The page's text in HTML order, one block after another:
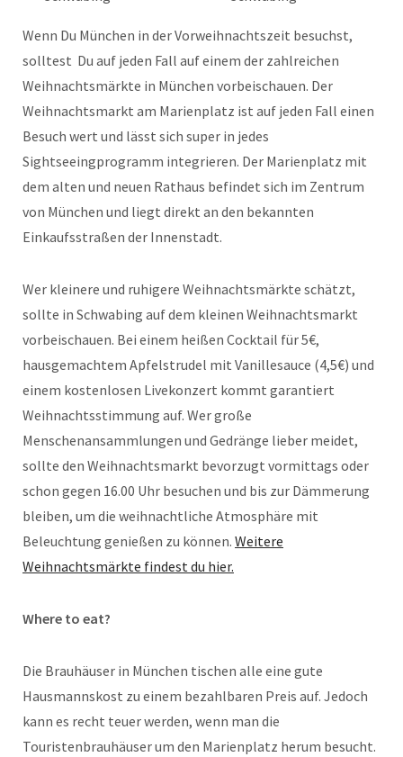
Wenn Du München in der Vorweihnachtszeit besuchst,
solltest Du auf jeden Fall auf einem der zahlreichen
Weihnachtsmärkte in München vorbeischauen. Der
Weihnachtsmarkt am Marienplatz ist auf jeden Fall einen
Besuch wert und lässt sich super in jedes
Sightseeingprogramm integrieren. Der Marienplatz mit
dem alten und neuen Rathaus befindet sich im Zentrum
von München und liegt direkt an den bekannten
Einkaufsstraßen der Innenstadt.
Wer kleinere und ruhigere Weihnachtsmärkte schätzt,
sollte in Schwabing auf dem kleinen Weihnachtsmarkt
vorbeischauen. Bei einem heißen Cocktail für 5€,
hausgemachtem Apfelstrudel mit Vanillesauce (4,5€) und
einem kostenlosen Livekonzert kommt garantiert
Weihnachtsstimmung auf. Wer große
Menschenansammlungen und Gedränge lieber meidet,
sollte den Weihnachtsmarkt bevorzugt vormittags oder
schon gegen 16.00 Uhr besuchen und bis zur Dämmerung
bleiben, um die weihnachtliche Atmosphäre mit
Beleuchtung genießen zu können. Weitere
Weihnachtsmärkte findest du hier.
Where to eat?
Die Brauhäuser in München tischen alle eine gute
Hausmannskost zu einem bezahlbaren Preis auf. Jedoch
kann es recht teuer werden, wenn man die
Touristenbrauhäuser um den Marienplatz herum besucht.